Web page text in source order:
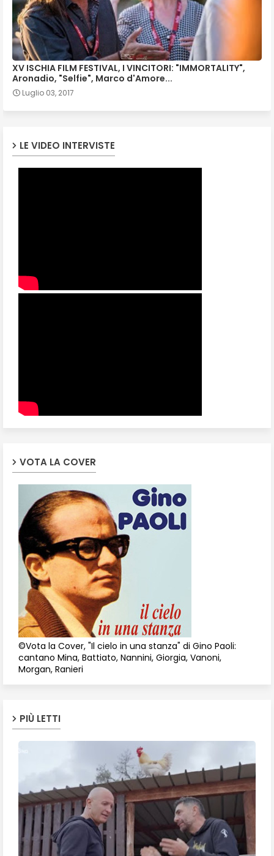
XV ISCHIA FILM FESTIVAL, I VINCITORI: "IMMORTALITY",
Aronadio, "Selfie", Marco d'Amore...
Luglio 03, 2017
LE VIDEO INTERVISTE
VOTA LA COVER
©Vota la Cover, "Il cielo in una stanza" di Gino Paoli:
cantano Mina, Battiato, Nannini, Giorgia, Vanoni,
Morgan, Ranieri
PIÙ LETTI